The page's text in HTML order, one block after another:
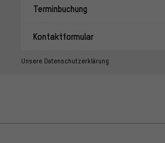
Terminbuchung
Kontaktformular
Unsere Datenschutzerklärung